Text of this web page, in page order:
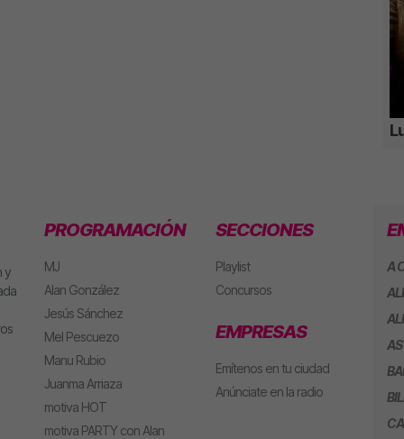
y
PROGRAMACIÓN
MJ
Alan González
Jesús Sánchez
Mel Pescuezo
Manu Rubio
Juanma Arriaza
motiva HOT
motiva PARTY con Alan
SECCIONES
Playlist
Concursos
EMPRESAS
Emítenos en tu ciudad
Anúnciate en la radio
A